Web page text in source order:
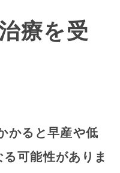
療を受
かると早産や低
可能性がありま